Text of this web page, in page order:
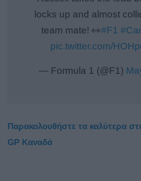
locks up and almost
team mate! 👀#F1
pic.twitter.com/
— Formula 1 (@F1)
Παρακολουθήστε τα καλύτερα
GP Καναδά